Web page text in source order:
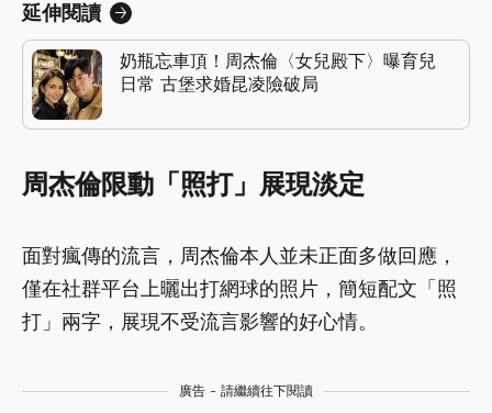
延伸閱讀
奶瓶忘車頂！周杰倫〈女兒殿下〉曝育兒
日常 古堡求婚昆凌險破局
周杰倫限動「照打」展現淡定
面對瘋傳的流言，周杰倫本人並未正面多做回應，
僅在社群平台上曬出打網球的照片，簡短配文「照
打」兩字，展現不受流言影響的好心情。
廣告 - 請繼續往下閱讀